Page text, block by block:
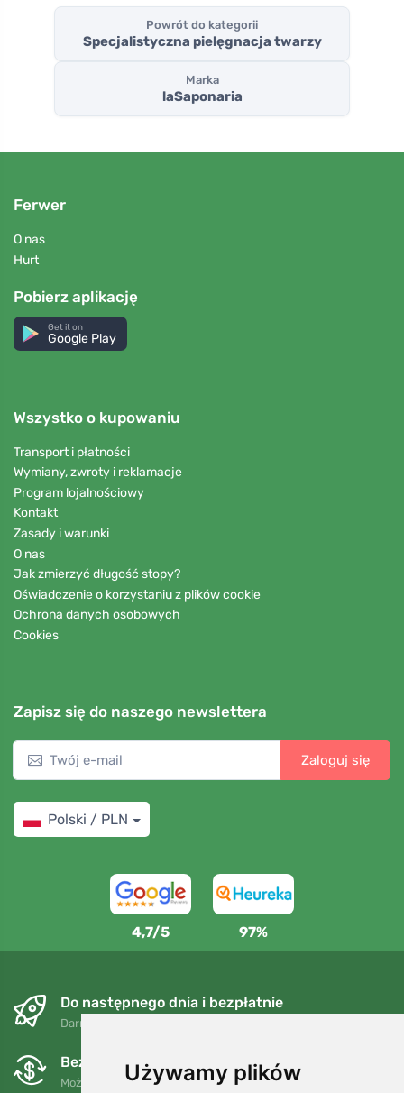
Używamy plików
Powrót do kategorii
Specjalistyczna pielęgnacja twarzy
Marka
laSaponaria
Ferwer
O nas
Hurt
Pobierz aplikację
Get it on
Google Play
Wszystko o kupowaniu
Transport i płatności
Wymiany, zwroty i reklamacje
Program lojalnościowy
Kontakt
Zasady i warunki
O nas
Jak zmierzyć długość stopy?
Oświadczenie o korzystaniu z plików cookie
Ochrona danych osobowych
Cookies
Zapisz się do naszego newslettera
Zaloguj się
Polski / PLN
4,7/5 97%
Do następnego dnia i bezpłatnie
Darmowa wysyłka dla zamówień powyżej 250 PLN
Bezpłatne wymiany i zwroty
Możesz zwrócić lub wymienić swoje zamówienie w dowolnym